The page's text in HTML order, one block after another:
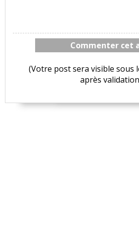
Commenter cet
(Votre post sera visible sous
après